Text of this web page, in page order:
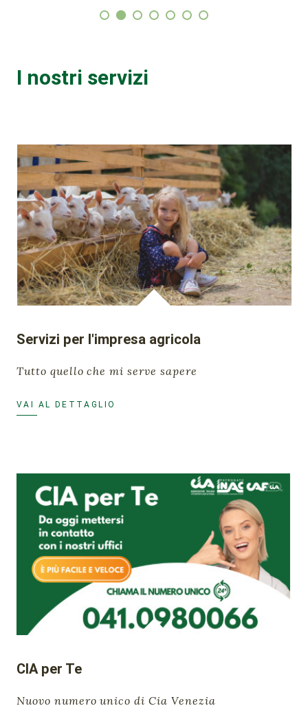
I nostri servizi
Servizi per l'impresa agricola
Tutto quello che mi serve sapere
VAI AL DETTAGLIO
CIA per Te
Nuovo numero unico di Cia Venezia